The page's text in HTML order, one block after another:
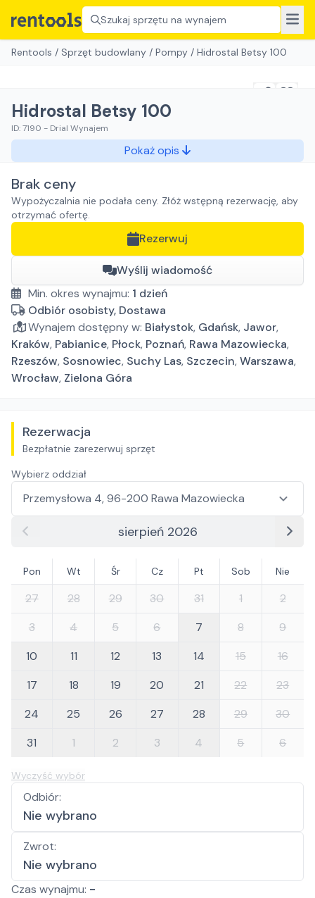
Szukaj sprzętu na wynajem
Rentools / Sprzęt budowlany / Pompy / Hidrostal Betsy 100
Hidrostal Betsy 100
ID:7190 - Drial Wynajem
Pokaż opis
Brak ceny
Wypożyczalnia nie podała ceny. Złóż wstępną rezerwację, aby
otrzymać ofertę.
Rezerwuj
Wyślij wiadomość
Min. okres wynajmu: 1 dzień
Odbiór osobisty, Dostawa
Wynajem dostępny w: Białystok, Gdańsk, Jawor,
Kraków, Pabianice, Płock, Poznań, Rawa Mazowiecka,
Rzeszów, Sosnowiec, Suchy Las, Szczecin,Warszawa,
Wrocław, Zielona Góra
Rezerwacja
Bezpłatnie zarezerwuj sprzęt
Wybierz oddział
sierpień 2026
Pon Wt Śr Cz Pt Sob Nie
27 28 29 30 31 1
2
3
4 5 6 7 8
9
10
11 12 13 14 15
16
17
18 19 20 21 22
23
24
25 26 27 28 29
30
31
1 2 3 4 5 6
Wyczyść wybór
Odbiór:
Nie wybrano
Zwrot:
Nie wybrano
Czas wynajmu: -